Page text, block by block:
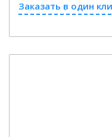
Заказать в один